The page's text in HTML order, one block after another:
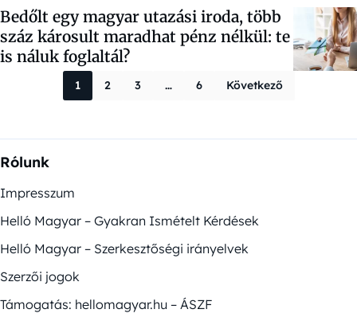
Bedőlt egy magyar utazási iroda, több
száz károsult maradhat pénz nélkül: te
is náluk foglaltál?
Bejegyzések
1 2 3 … 6 Következő
Rólunk
Impresszum
Helló Magyar – Gyakran Ismételt Kérdések
Helló Magyar – Szerkesztőségi irányelvek
Szerzői jogok
Támogatás: hellomagyar.hu – ÁSZF